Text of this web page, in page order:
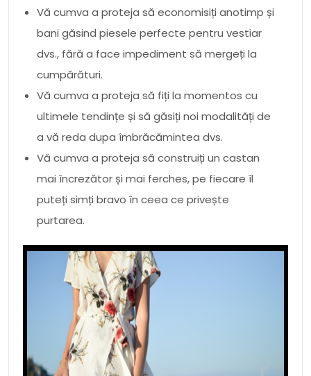
Vă cumva a proteja să economisiți anotimp și
bani găsind piesele perfecte pentru vestiar
dvs., fără a face impediment să mergeți la
cumpărături.
Vă cumva a proteja să fiți la momentos cu
ultimele tendințe și să găsiți noi modalități de
a vă reda dupa îmbrăcămintea dvs.
Vă cumva a proteja să construiți un castan
mai încrezător și mai ferches, pe fiecare îl
puteți simți bravo în ceea ce privește
purtarea.